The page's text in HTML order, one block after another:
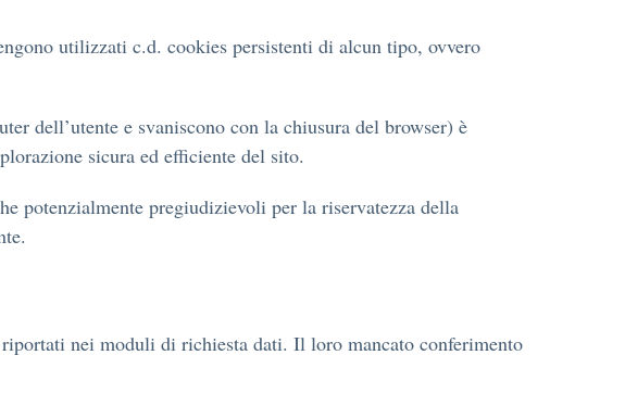
utilizzati c.d. cookies persistenti di alcun tipo, ovvero
dell’utente e svaniscono con la chiusura del browser) è
sicura ed efficiente del sito.
potenzialmente pregiudizievoli per la riservatezza della
nei moduli di richiesta dati. Il loro mancato conferimento